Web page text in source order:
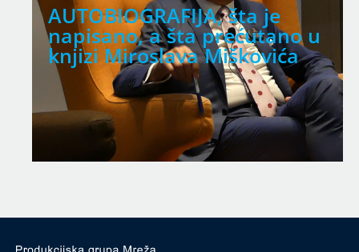
AUTOBIOGRAFIJA, šta je
napisano, a šta prećutano u
knjizi Miroslava Miškovića